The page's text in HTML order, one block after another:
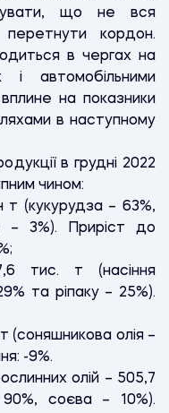
що не вся
перетнути кордон.
в чергах на
автомобільними
на показники
в наступному
в грудні 2022
чином:
т (кукурудза – 63%,
– 3%). Приріст до
тис. т (насіння
та ріпаку – 25%).
(соняшникова олія –
-9%.
олій – 505,7
соєва – 10%).